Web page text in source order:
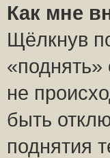
Как мне
Щёлкнув
не
быть
поднятия